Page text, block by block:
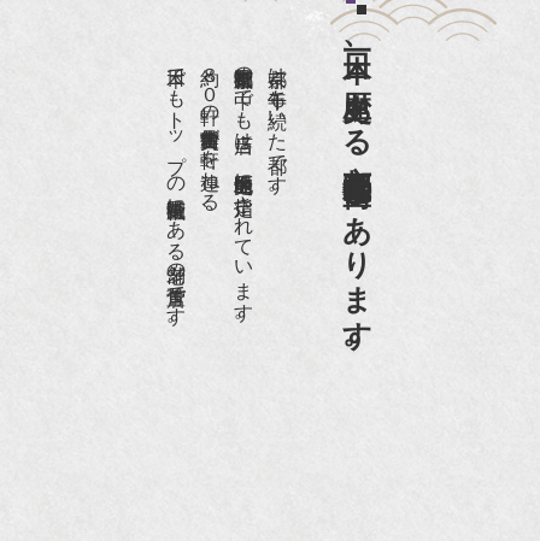
『樋口可南子の古寺散歩』（5月17日発行）
NHK「趣味Do楽」とよた真帆さんご来店！【動
NHK『美の壺』（4月24日放送）
『和楽』10月号
『Hanako 京都案内』
『FIGARO japon』12月号
日本一、歴史ある
京都祇園骨董街にあります。
京都は千年も続いた都です。
京都祇園骨董街の中でも当店は、歴史的保全地区に指定されています。
約８０軒の古美術骨董商が軒を連ねる、
日本でもトップの祇園骨董街にある老舗の骨董店です。